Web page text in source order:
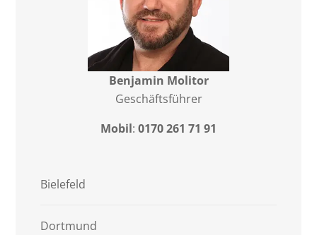
Benjamin Molitor
Geschäftsführer
Mobil: 0170 261 71 91
Bielefeld
Dortmund